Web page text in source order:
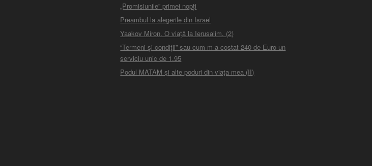
„Promisiunile” primei nopți
Preambul la alegerile din Israel
Yaakov Miron. O viață la Ierusalim. (2)
“Termeni și condiții” sau cum m-a costat 240 de Euro un
serviciu unic de 1.95
Podul MATAM şi alte poduri din viaţa mea (II)